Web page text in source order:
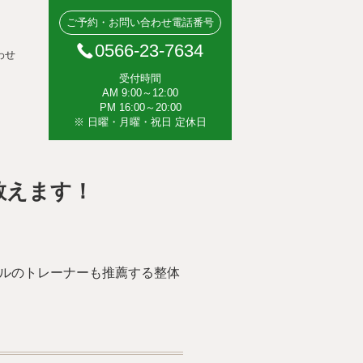
せ
ご予約・お問い合わせ電話番号
0566-23-7634
受付時間
AM 9:00～12:00
PM 16:00～20:00
※ 日曜・月曜・祝日 定休日
ます！
のトレーナーも推薦する整体